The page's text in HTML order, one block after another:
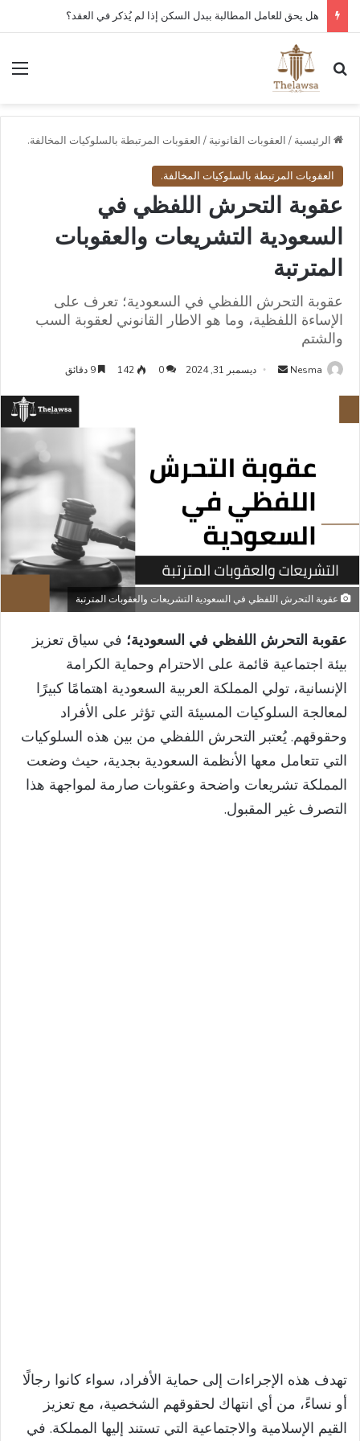
كم مدة قبول أو رفض عقد العمل الإلكتروني في قوى؟
بحث عن
الرئيسية / العقوبات القانونية / العقوبات المرتبطة بالسلوكيات المخالفة.
العقوبات المرتبطة بالسلوكيات المخالفة.
عقوبة التحرش اللفظي في
السعودية التشريعات والعقوبات
المترتبة
عقوبة التحرش اللفظي في السعودية؛ تعرف على
الإساءة اللفظية، وما هو الاطار القانوني لعقوبة السب
والشتم
Nesma
أرسل ديسمبر 31, 2024 0
142
عقوبة التحرش اللفظي في السعودية التشريعات والعقوبات المترتبة
عقوبة التحرش اللفظي في السعودية؛ في سياق تعزيز
بيئة اجتماعية قائمة على الاحترام وحماية الكرامة
الإنسانية، تولي المملكة العربية السعودية اهتمامًا كبيرًا
لمعالجة السلوكيات المسيئة التي تؤثر على الأفراد
وحقوقهم. يُعتبر التحرش اللفظي من بين هذه السلوكيات
التي تتعامل معها الأنظمة السعودية بجدية، حيث وضعت
المملكة تشريعات واضحة وعقوبات صارمة لمواجهة هذا
التصرف غير المقبول.
تهدف هذه الإجراءات إلى حماية الأفراد، سواء كانوا رجالًا
أو نساءً، من أي انتهاك لحقوقهم الشخصية، مع تعزيز
القيم الإسلامية والاجتماعية التي تستند إليها المملكة. في